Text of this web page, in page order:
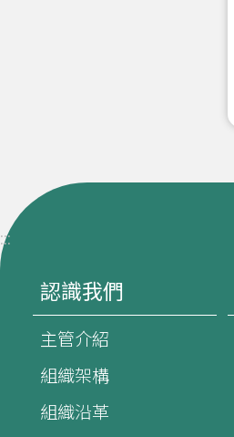
:::
認識我們
主管介紹
組織架構
組織沿革